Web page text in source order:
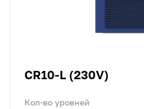
CR10-L (230V)
Кол-во уровней